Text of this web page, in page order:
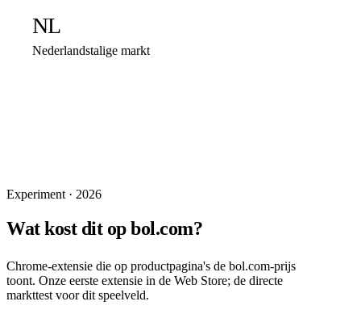
NL
Nederlandstalige markt
Experiment · 2026
Wat kost dit op bol.com?
Chrome-extensie die op productpagina's de bol.com-prijs
toont. Onze eerste extensie in de Web Store; de directe
markttest voor dit speelveld.